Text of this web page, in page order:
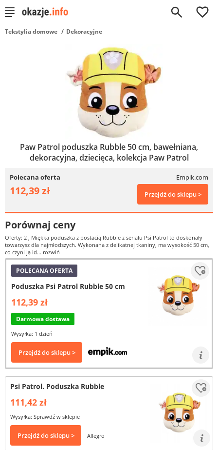
0
Tekstylia domowe Dekoracyjne
Paw Patrol poduszka Rubble 50 cm, bawełniana,
dekoracyjna, dziecięca, kolekcja Paw Patrol
Polecana oferta Empik.com
112,39 zł Przejdź do sklepu >
Porównaj ceny
Oferty: 2 , Miękka poduszka z postacią Rubble z serialu Psi Patrol to doskonały
towarzysz dla najmłodszych. Wykonana z delikatnej tkaniny, ma wysokość 50 cm,
co czyni ją id... rozwiń
POLECANA OFERTA
Poduszka Psi Patrol Rubble 50 cm
112,39 zł
Darmowa dostawa
Wysyłka: 1 dzień
Przejdź do sklepu >
Psi Patrol. Poduszka Rubble
111,42 zł
Wysyłka: Sprawdź w sklepie
Przejdź do sklepu > Allegro